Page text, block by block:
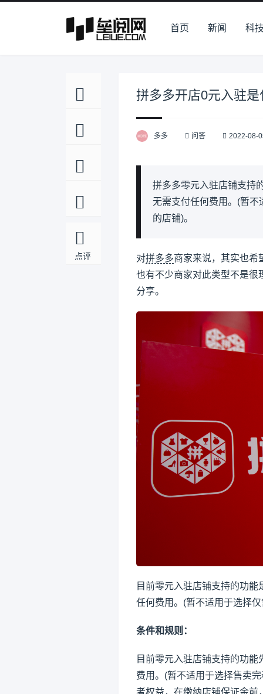
首页 新闻 科
点评
拼多多开店0元入驻
多多 问答 2022-08-
拼多多零元入驻店铺支持
无需支付任何费用。(暂
的店铺)。
对拼多多商家来说，其实也希
也有不少商家对此类型不是很
分享。
目前零元入驻店铺支持的功能
任何费用。(暂不适用于选择
条件和规则：
目前零元入驻店铺支持的功
费用。(暂不适用于选择售卖